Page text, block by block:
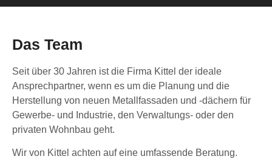
Das Team
Seit über 30 Jahren ist die Firma Kittel der ideale
Ansprechpartner, wenn es um die Planung und die
Herstellung von neuen Metallfassaden und -dächern für
Gewerbe- und Industrie, den Verwaltungs- oder den
privaten Wohnbau geht.
Wir von Kittel achten auf eine umfassende Beratung.